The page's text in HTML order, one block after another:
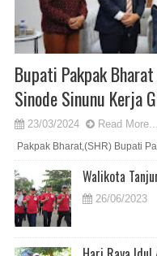
Bupati Pakpak
Sinode Sinunu Kerja
23/03/2024 Read More...
Pakpak Bharat,(SHR) Bupati
Walikota
26/06/2023